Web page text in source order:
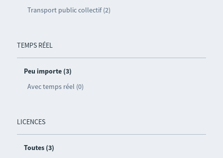
Transport public collectif (2)
TEMPS RÉEL
Peu importe (3)
Avec temps réel (0)
LICENCES
Toutes (3)